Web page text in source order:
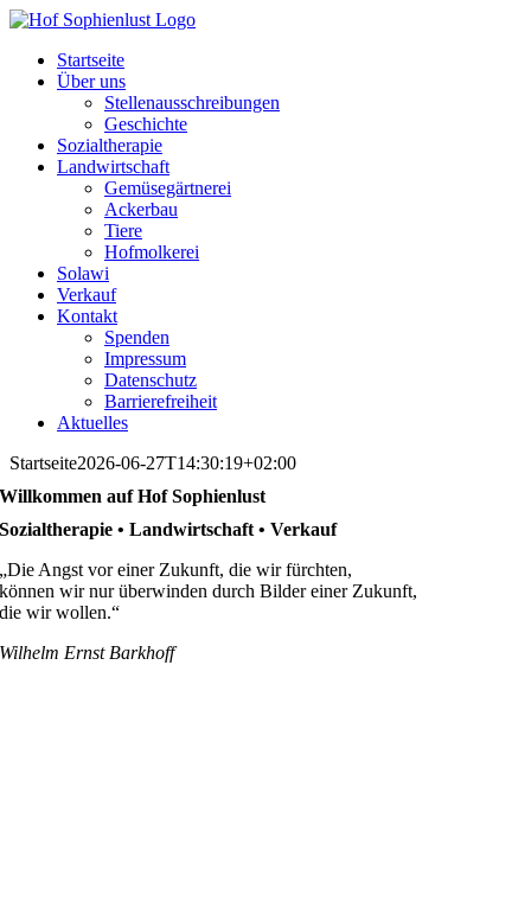
Skip
contentStartseite
Über uns
Stellenausschreibungen
Geschichte
Sozialtherapie
Landwirtschaft
Gemüsegärtnerei
Ackerbau
Tiere
Hofmolkerei
Solawi
Verkauf
Kontakt
Spenden
Impressum
Datenschutz
Barrierefreiheit
Aktuelles
Startseite2026-06-27T14:30:19+02:00
Willkommen auf Hof Sophienlust
Sozialtherapie • Landwirtschaft • Verkauf
„Die Angst vor einer Zukunft, die wir fürchten,
können wir nur überwinden durch Bilder einer Zukunft,
die wir wollen.“
Wilhelm Ernst Barkhoff